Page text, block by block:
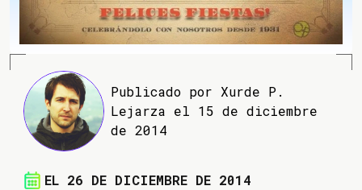
Publicado por Xurde P.
Lejarza el 15 de diciembre
de 2014
EL 26 DE DICIEMBRE DE 2014